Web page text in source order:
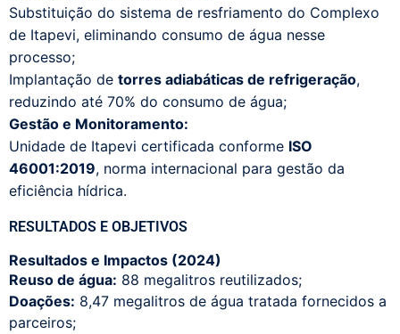
Substituição do sistema de resfriamento do Complexo
de Itapevi, eliminando consumo de água nesse
processo;
Implantação de torres adiabáticas de refrigeração,
reduzindo até 70% do consumo de água;
Gestão e Monitoramento:
Unidade de Itapevi certificada conforme ISO
46001:2019, norma internacional para gestão da
eficiência hídrica.
RESULTADOS E OBJETIVOS
Resultados e Impactos (2024)
Reuso de água: 88 megalitros reutilizados;
Doações: 8,47 megalitros de água tratada fornecidos a
parceiros;